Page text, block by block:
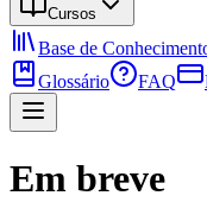
Cursos
Base de
Glossário
FAQ
Em breve